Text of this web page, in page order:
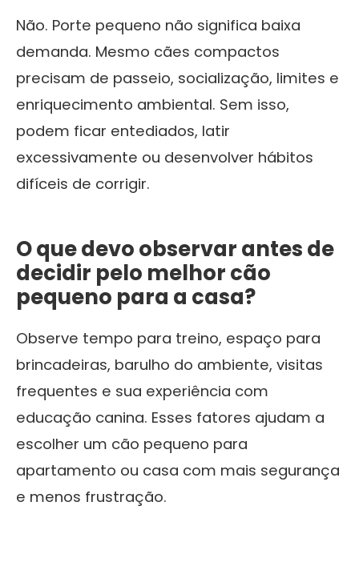
Não. Porte pequeno não significa baixa
demanda. Mesmo cães compactos
precisam de passeio, socialização, limites e
enriquecimento ambiental. Sem isso,
podem ficar entediados, latir
excessivamente ou desenvolver hábitos
difíceis de corrigir.
O que devo observar antes de
decidir pelo melhor cão
pequeno para a casa?
Observe tempo para treino, espaço para
brincadeiras, barulho do ambiente, visitas
frequentes e sua experiência com
educação canina. Esses fatores ajudam a
escolher um cão pequeno para
apartamento ou casa com mais segurança
e menos frustração.